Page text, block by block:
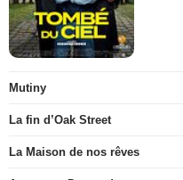
Mutiny
La fin d’Oak Street
La Maison de nos rêves